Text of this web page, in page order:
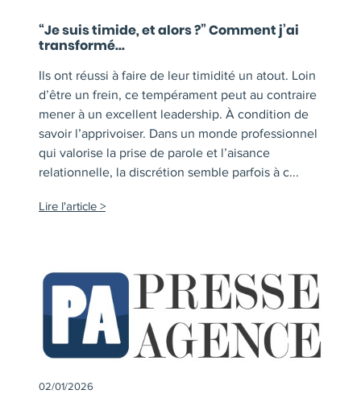
“Je suis timide, et alors ?” Comment j’ai
transformé...
Ils ont réussi à faire de leur timidité un atout. Loin
d’être un frein, ce tempérament peut au contraire
mener à un excellent leadership. À condition de
savoir l’apprivoiser. Dans un monde professionnel
qui valorise la prise de parole et l’aisance
relationnelle, la discrétion semble parfois à c...
Lire l'article
02/01/2026